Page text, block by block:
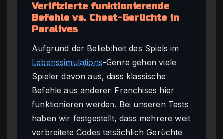
Verifizierte funktionierende
Befehle vs. Cheat-Gerüchte in
Paralives
Aufgrund der Beliebtheit des Spiels im
Lebenssimulations-Genre gehen viele
Spieler davon aus, dass klassische
Befehle aus anderen Franchises hier
funktionieren werden. Bei unseren Tests
haben wir festgestellt, dass mehrere weit
verbreitete Codes tatsächlich Gerüchte